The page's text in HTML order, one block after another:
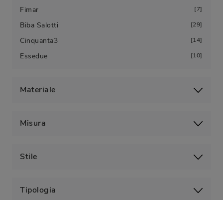
Fimar 7
Biba Salotti 29
Cinquanta3 14
Essedue 10
Materiale
Misura
Stile
Tipologia